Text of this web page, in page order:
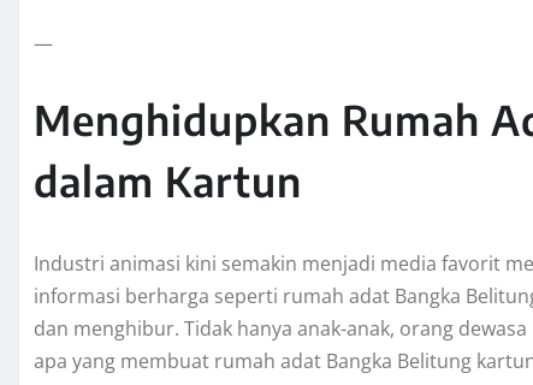
—
Menghidupkan Rumah
dalam Kartun
Industri animasi kini semakin menjadi media favorit
informasi berharga seperti rumah adat Bangka
dan menghibur. Tidak hanya anak-anak, orang
apa yang membuat rumah adat Bangka Belitung